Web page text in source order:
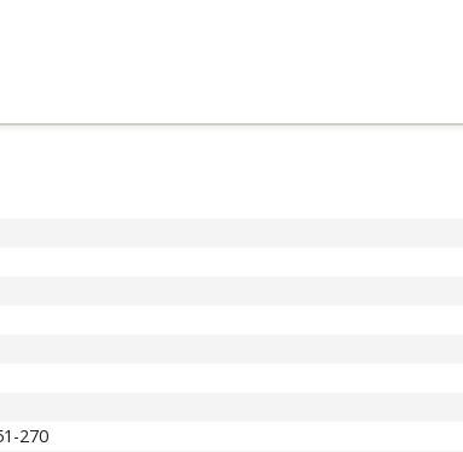
270